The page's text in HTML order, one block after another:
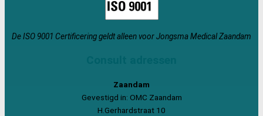
De ISO 9001 Certificering geldt alleen voor Jongsma Medical Zaandam
Zaandam
Gevestigd in: OMC Zaandam
H.Gerhardstraat 10